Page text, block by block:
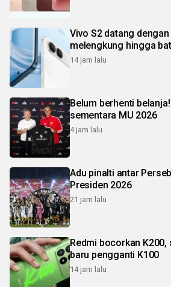
Vivo S2 datang dengan
melengkung hingga
14 jam lalu
Belum berhenti
sementara MU 2026
4 jam lalu
Adu pinalti antar
Presiden 2026
21 jam lalu
Redmi bocorkan
baru pengganti K100
14 jam lalu